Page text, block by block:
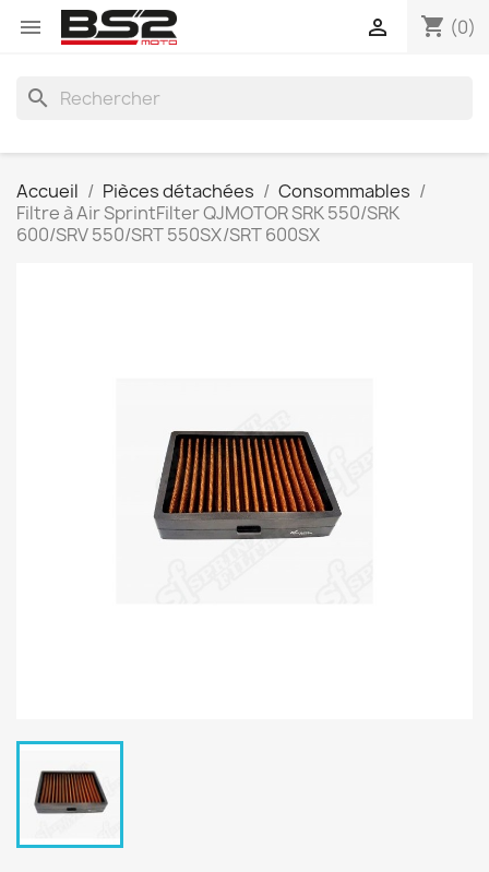
 shopping_cart (0)

search
Accueil Pièces détachées
Consommables
Filtre à Air SprintFilter QJMOTOR SRK 550/SRK
600/SRV 550/SRT 550SX/SRT 600SX